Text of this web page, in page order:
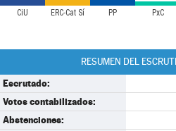
CiU ERC-Cat Sí PP PxC
RESUMEN DEL
Escrutado:
Votos contabilizados:
Abstenciones: